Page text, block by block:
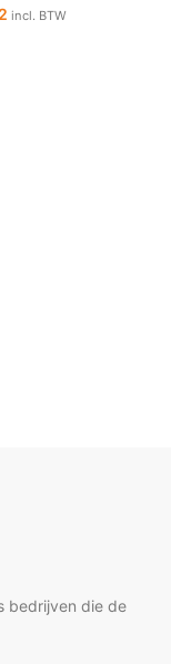
incl. BTW
bedrijven die de